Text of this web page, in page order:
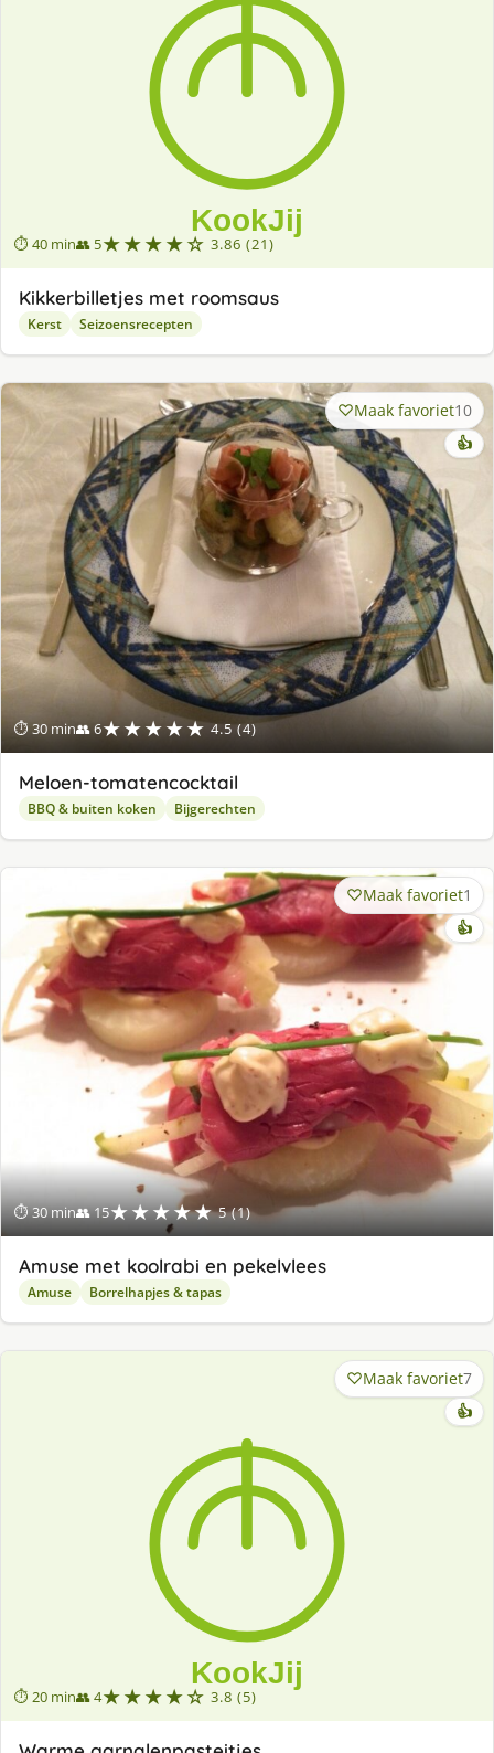
⏱ 40 min👥 5★★★★☆ 3.86 (21)
Kikkerbilletjes met roomsaus
Kerst Seizoensrecepten
⏱ 30 min👥 6★★★★★ 4.5 (4)
Maak favoriet10
👍
Meloen-tomatencocktail
BBQ & buiten koken Bijgerechten
⏱ 30 min👥 15★★★★★ 5 (1)
Maak favoriet1
👍
Amuse met koolrabi en pekelvlees
Amuse Borrelhapjes & tapas
⏱ 20 min👥 4★★★★☆ 3.8 (5)
Maak favoriet7
👍